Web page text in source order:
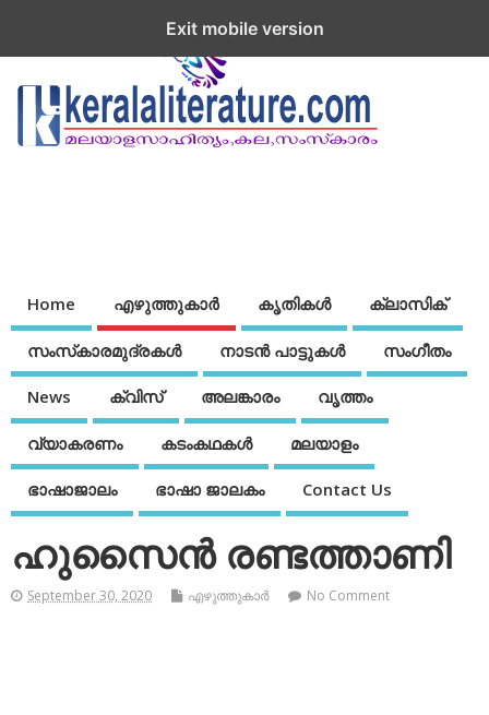
Home എഴുത്തുകാര്‍ കൃതികൾ ക്ലാസിക്
സംസ്‌കാരമുദ്രകള്‍ നാടന്‍ പാട്ടുകള്‍ സംഗീതം
News ക്വിസ് അലങ്കാരം വൃത്തം
വ്യാകരണം കടംകഥകള്‍ മലയാളം
ഭാഷാജാലം ഭാഷാ ജാലകം Contact Us
ഹുസൈന്‍ രണ്ടത്താണി
September 30, 2020 എഴുത്തുകാര്‍ No Comment
Exit mobile version